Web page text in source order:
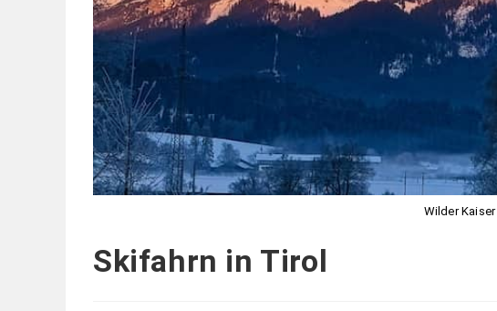
Wilder Kaiser
Skifahrn in Tirol